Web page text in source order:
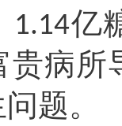
1.14亿
贵病所
题。